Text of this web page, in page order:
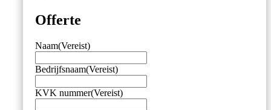
Offerte
Naam(Vereist)
Bedrijfsnaam(Vereist)
KVK nummer(Vereist)